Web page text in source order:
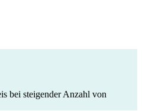
bei steigender Anzahl von